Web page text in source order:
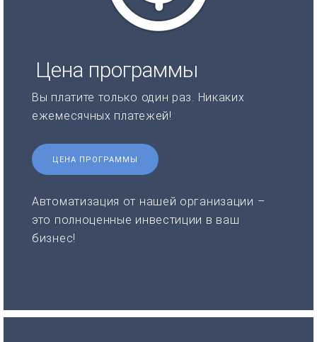
Цена программы
Вы платите только один раз. Никаких
ежемесячных платежей!
ЦЕНА ПРОГРАММЫ
Автоматизация от нашей организации –
это полноценные инвестиции в ваш
бизнес!